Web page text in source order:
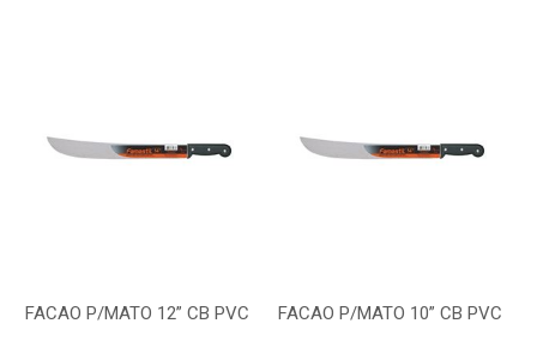
FACAO P/MATO 12” CB PVC FACAO P/MATO 10” CB PVC